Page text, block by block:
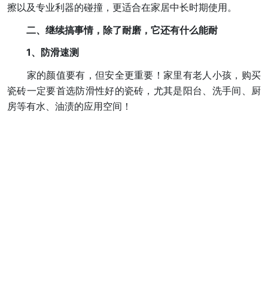
擦以及专业利器的碰撞，更适合在家居中长时期使用。
二、继续搞事情，除了耐磨，它还有什么能耐
1、防滑速测
家的颜值要有，但安全更重要！家里有老人小孩，购买
瓷砖一定要首选防滑性好的瓷砖，尤其是阳台、洗手间、厨
房等有水、油渍的应用空间！